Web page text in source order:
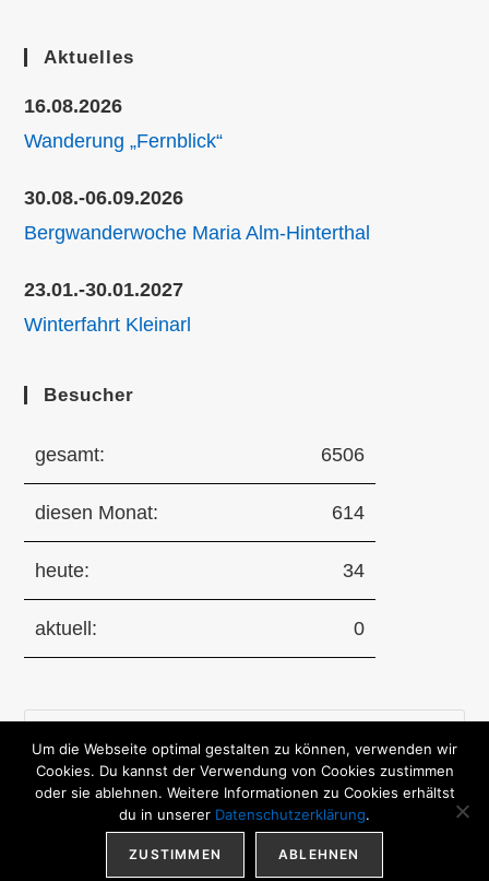
Aktuelles
16.08.2026
Wanderung „Fernblick“
30.08.-06.09.2026
Bergwanderwoche Maria Alm-Hinterthal
23.01.-30.01.2027
Winterfahrt Kleinarl
Besucher
gesamt: 6506
diesen Monat: 614
heute: 34
aktuell: 0
Sitemap|Impressum|Datenschutz
Um die Webseite optimal gestalten zu können, verwenden wir
Cookies. Du kannst der Verwendung von Cookies zustimmen
oder sie ablehnen. Weitere Informationen zu Cookies erhältst
du in unserer Datenschutzerklärung.
ZUSTIMMEN ABLEHNEN